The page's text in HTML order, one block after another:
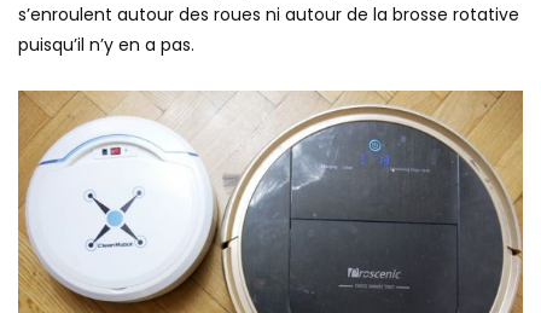
s’enroulent autour des roues ni autour de la brosse rotative
puisqu’il n’y en a pas.